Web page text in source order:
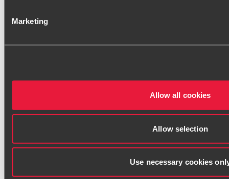
Marketing
Allow all cookies
Allow selection
Use necessary cookies
Yann-Henri Grynfogel
Associé, Temps Partagé & Management
de Transition - Finance et RH